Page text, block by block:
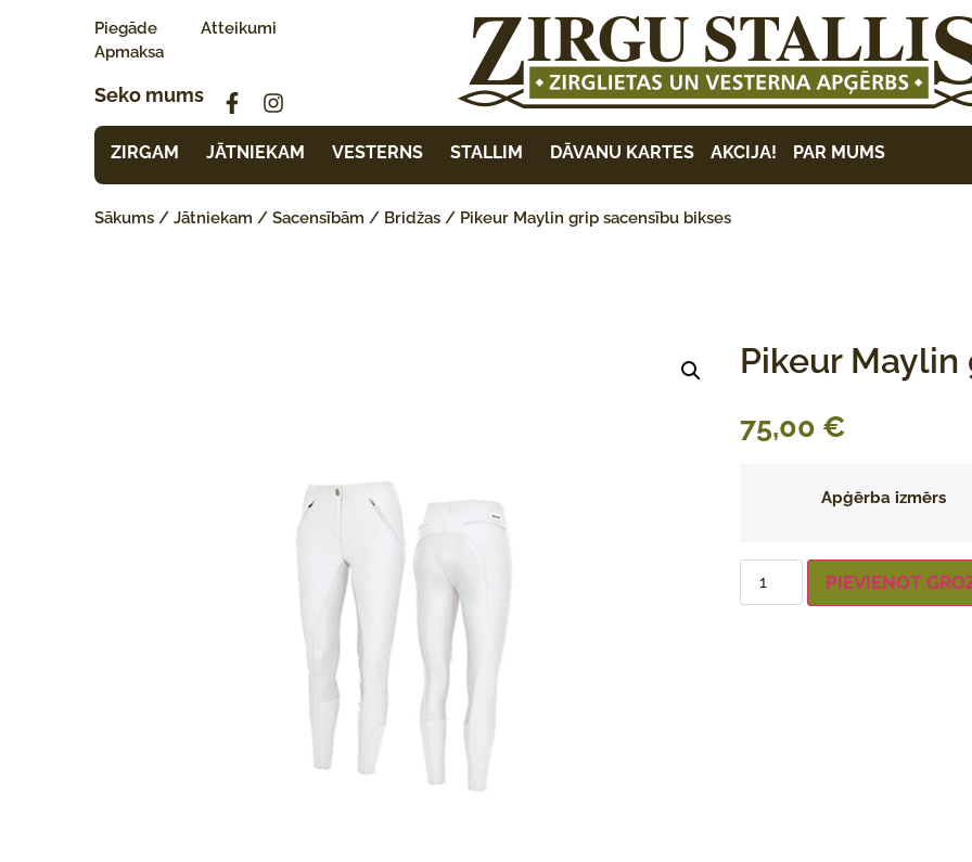
Piegāde
Apmaksa
Atteikumi
Seko mums
ZIRGAM JĀTNIEKAM VESTERNS STALLIM DĀVANU KARTES AKCIJA! PAR MUMS
Sākums / Jātniekam / Sacensībām / Bridžas / Pikeur Maylin grip sacensību bikses
Pikeur
75,00 €
Apģērba izmērs
PIEVIENOT